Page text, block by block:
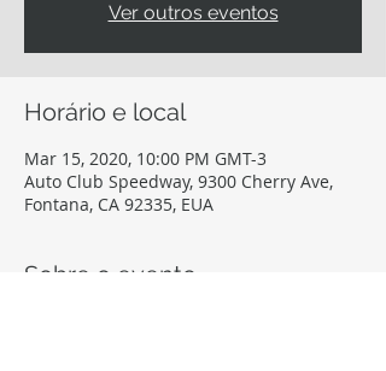
Ver outros eventos
Horário e local
Mar 15, 2020, 10:00 PM GMT-3
Auto Club Speedway, 9300 Cherry Ave,
Fontana, CA 92335, EUA
Sobre o evento